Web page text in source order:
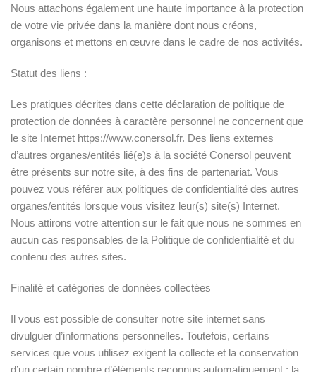
Nous attachons également une haute importance à la protection
de votre vie privée dans la manière dont nous créons,
organisons et mettons en œuvre dans le cadre de nos activités.
Statut des liens :
Les pratiques décrites dans cette déclaration de politique de
protection de données à caractère personnel ne concernent que
le site Internet https://www.conersol.fr. Des liens externes
d’autres organes/entités lié(e)s à la société Conersol peuvent
être présents sur notre site, à des fins de partenariat. Vous
pouvez vous référer aux politiques de confidentialité des autres
organes/entités lorsque vous visitez leur(s) site(s) Internet.
Nous attirons votre attention sur le fait que nous ne sommes en
aucun cas responsables de la Politique de confidentialité et du
contenu des autres sites.
Finalité et catégories de données collectées
Il vous est possible de consulter notre site internet sans
divulguer d’informations personnelles. Toutefois, certains
services que vous utilisez exigent la collecte et la conservation
d’un certain nombre d’éléments reconnus automatiquement : la